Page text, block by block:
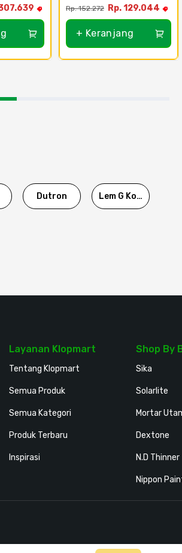
Rp. 152.272 Rp. 129.044
+ Keranjang
Dutron Lem G Korea
Layanan Klopmart
Tentang Klopmart
Semua Produk
Semua Kategori
Produk Terbaru
Inspirasi
Shop By
Sika
Solarlite
Mortar
Dextone
N.D Thinner
Nippon